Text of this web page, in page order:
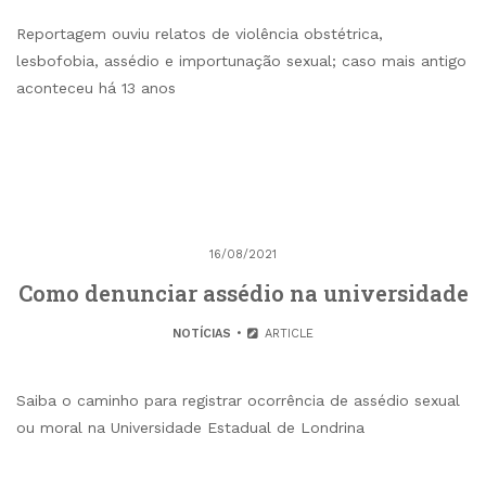
Reportagem ouviu relatos de violência obstétrica,
lesbofobia, assédio e importunação sexual; caso mais antigo
aconteceu há 13 anos
16/08/2021
Como denunciar assédio na universidade
NOTÍCIAS ARTICLE
Saiba o caminho para registrar ocorrência de assédio sexual
ou moral na Universidade Estadual de Londrina